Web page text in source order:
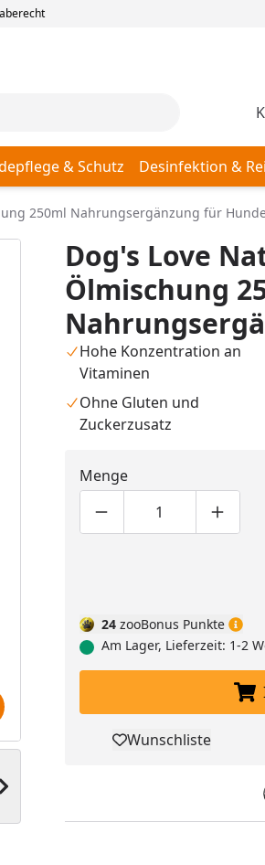
& Schutz Desinfektion &
250ml Nahrungsergänzung für
Nächstes Bild anzeigen
zur Wunschliste hinzufügen
Dog's Love
Ölmischung
Hohe Konzentration an
Vitaminen
Ohne Gluten und
Zuckerzusatz
Menge
Produktmenge um
24 zooBonus Punkte
Am Lager, Lieferzeit: 1-2
Produkt zur
Wunschliste